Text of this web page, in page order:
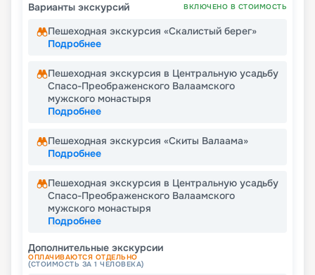
Варианты экскурсий ВКЛЮЧЕНО В СТОИМОСТЬ
Пешеходная экскурсия «Скалистый берег»
Подробнее
Пешеходная экскурсия в Центральную усадьбу
Спасо-Преображенского Валаамского
мужского монастыря
Подробнее
Пешеходная экскурсия «Скиты Валаама»
Подробнее
Пешеходная экскурсия в Центральную усадьбу
Спасо-Преображенского Валаамского
мужского монастыря
Подробнее
Дополнительные экскурсии
ОПЛАЧИВАЮТСЯ ОТДЕЛЬНО
(СТОИМОСТЬ ЗА 1 ЧЕЛОВЕКА)